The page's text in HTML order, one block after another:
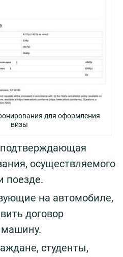
для оформления
визы
осуществляемого
поезде.
на автомобиле,
договор
машину.
студенты,